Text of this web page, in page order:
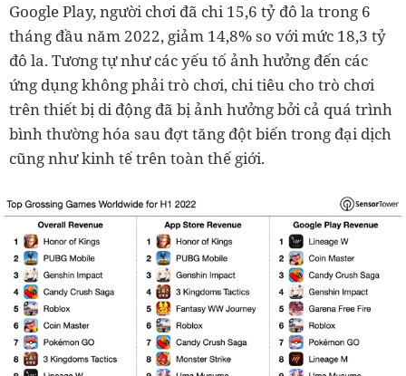
Google Play, người chơi đã chi 15,6 tỷ đô la trong 6
tháng đầu năm 2022, giảm 14,8% so với mức 18,3 tỷ
đô la. Tương tự như các yếu tố ảnh hưởng đến các
ứng dụng không phải trò chơi, chi tiêu cho trò chơi
trên thiết bị di động đã bị ảnh hưởng bởi cả quá trình
bình thường hóa sau đợt tăng đột biến trong đại dịch
cũng như kinh tế trên toàn thế giới.